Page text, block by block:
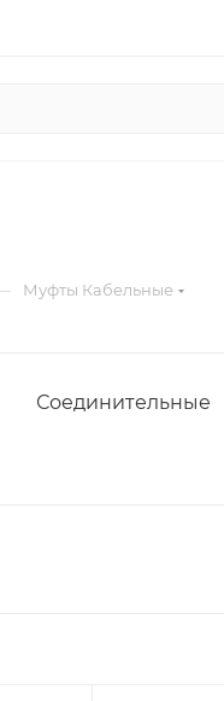
Муфты Кабельные
Соединительные